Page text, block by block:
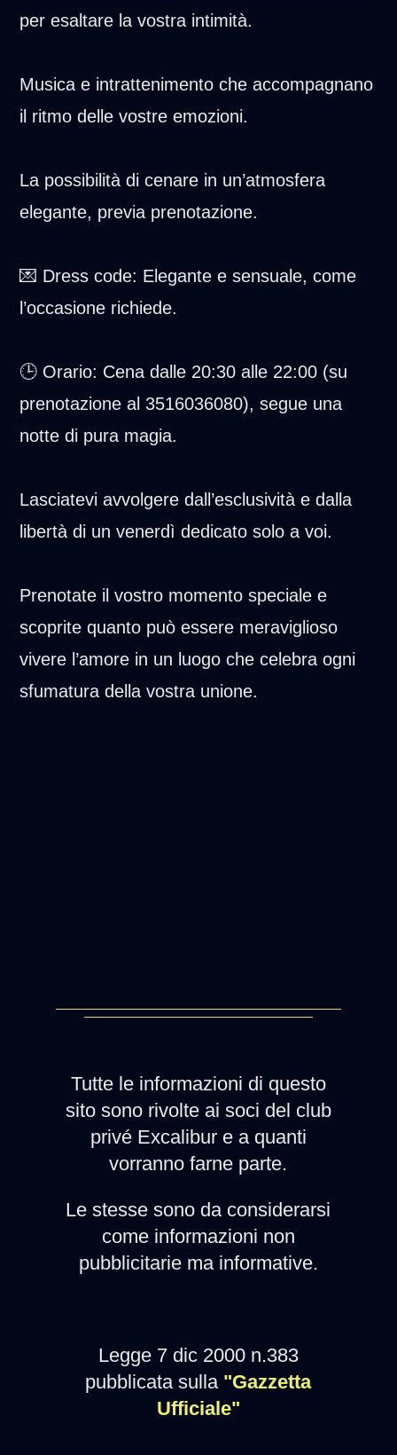
per esaltare la vostra intimità.
Musica e intrattenimento che accompagnano
il ritmo delle vostre emozioni.
La possibilità di cenare in un’atmosfera
elegante, previa prenotazione.
💌 Dress code: Elegante e sensuale, come
l’occasione richiede.
🕒 Orario: Cena dalle 20:30 alle 22:00 (su
prenotazione al 3516036080), segue una
notte di pura magia.
Lasciatevi avvolgere dall’esclusività e dalla
libertà di un venerdì dedicato solo a voi.
Prenotate il vostro momento speciale e
scoprite quanto può essere meraviglioso
vivere l’amore in un luogo che celebra ogni
sfumatura della vostra unione.
Tutte le informazioni di questo
sito sono rivolte ai soci del club
privé Excalibur e a quanti
vorranno farne parte.
Le stesse sono da considerarsi
come informazioni non
pubblicitarie ma informative.
Legge 7 dic 2000 n.383
pubblicata sulla "Gazzetta
Ufficiale"